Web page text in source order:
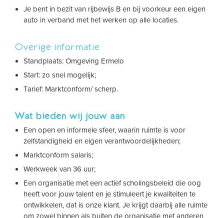
Je bent in bezit van rijbewijs B en bij voorkeur een eigen
auto in verband met het werken op alle locaties.
Overige informatie
Standplaats: Omgeving Ermelo
Start: zo snel mogelijk;
Tarief: Marktconform/ scherp.
Wat bieden wij jouw aan
Een open en informele sfeer, waarin ruimte is voor
zelfstandigheid en eigen verantwoordelijkheden;
Marktconform salaris;
Werkweek van 36 uur;
Een organisatie met een actief scholingsbeleid die oog
heeft voor jouw talent en je stimuleert je kwaliteiten te
ontwikkelen, dat is onze klant. Je krijgt daarbij alle ruimte
om zowel binnen als buiten de organisatie met anderen